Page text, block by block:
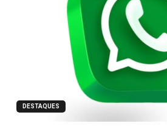
DESTAQUES